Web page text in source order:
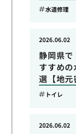
水道修理
静岡県
すすめ
選【地元
2026.06.02
トイレ
2026.06.02